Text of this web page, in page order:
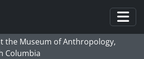
the Museum of Anthropology,
Columbia